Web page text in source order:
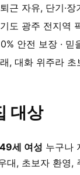
근 자유, 단기·장
도 광주 전지역
안전 보장 · 믿
, 대화 위주라 초
대상
세 여성 누구나
대, 초보자 환영,